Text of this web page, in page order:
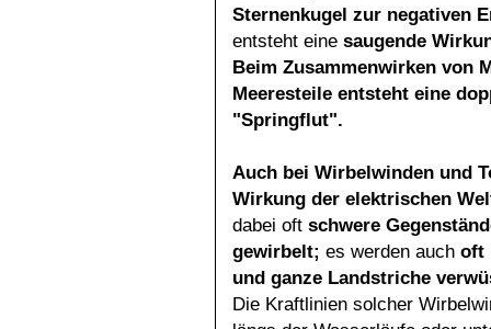
Sternenkugel zur negativen
entsteht eine saugende
Beim Zusammenwirken von
Meeresteile entsteht eine
"Springflut".
Auch bei Wirbelwinden und
Wirkung der elektrischen
dabei oft schwere
gewirbelt; es werden auch oft
und ganze Landstriche
Die Kraftlinien solcher